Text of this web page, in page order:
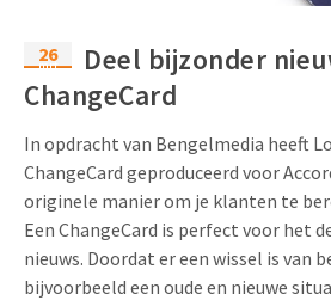
26
mrt
Deel bijzonder
ChangeCard
In opdracht van Bengelmedia heeft
ChangeCard geproduceerd voor
originele manier om je klanten te
Een ChangeCard is perfect voor het
nieuws. Doordat er een wissel is van
bijvoorbeeld een oude en nieuwe